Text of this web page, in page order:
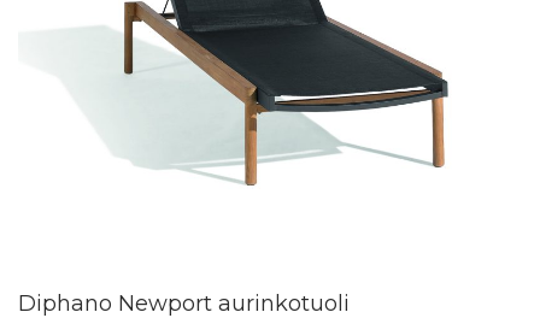
Diphano Newport aurinkotuoli